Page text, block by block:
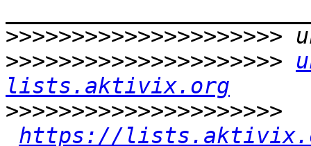
>>>>>>>>>>>>>>>>>>>>>
>>>>>>>>>>>>>>>>>>>>>
lists.aktivix.org
>>>>>>>>>>>>>>>>>>>>>
https://